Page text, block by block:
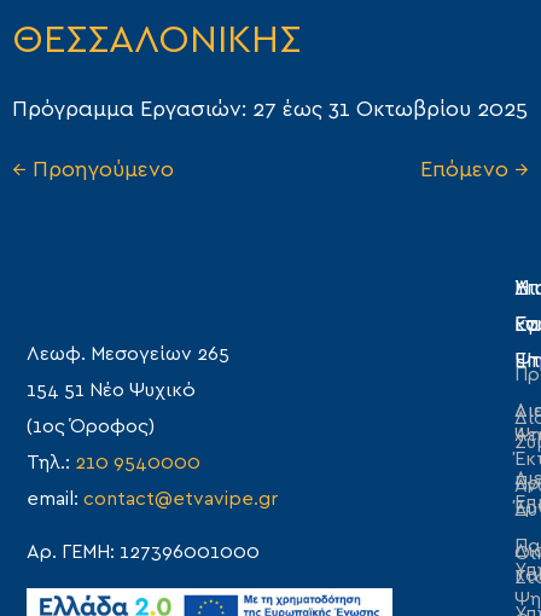
ΘΕΣΣΑΛΟΝΙΚΗΣ
Πρόγραμμα Εργασιών: 27 έως 31 Οκτωβρίου 2025
← Προηγούμενο Επόμενο →
Λεωφ. Μεσογείων 265
154 51 Νέο Ψυχικό
(1ος Όροφος)
Τηλ.: 210 9540000
email:contact@etvavipe.gr
Αρ. ΓΕΜΗ: 127396001000
Η